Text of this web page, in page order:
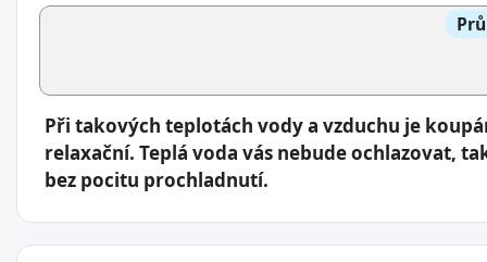
Při takových teplotách vody a vzduchu je
relaxační. Teplá voda vás nebude ochlazovat,
bez pocitu prochladnutí.